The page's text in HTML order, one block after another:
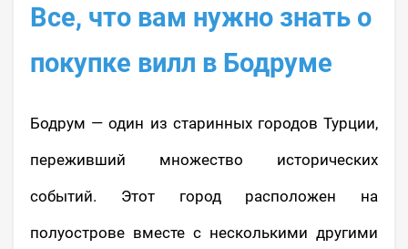
Все, что вам нужно знать о
покупке вилл в Бодруме
Бодрум — один из старинных городов Турции,
переживший множество исторических
событий. Этот город расположен на
полуострове вместе с несколькими другими